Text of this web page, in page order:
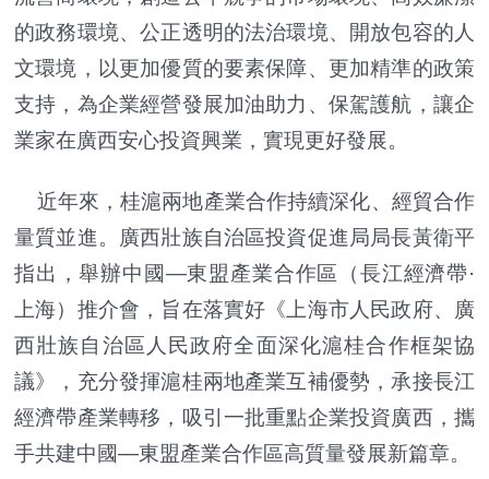
的政務環境、公正透明的法治環境、開放包容的人
文環境，以更加優質的要素保障、更加精準的政策
支持，為企業經營發展加油助力、保駕護航，讓企
業家在廣西安心投資興業，實現更好發展。
近年來，桂滬兩地產業合作持續深化、經貿合作
量質並進。廣西壯族自治區投資促進局局長黃衛平
指出，舉辦中國—東盟產業合作區（長江經濟帶·
上海）推介會，旨在落實好《上海市人民政府、廣
西壯族自治區人民政府全面深化滬桂合作框架協
議》，充分發揮滬桂兩地產業互補優勢，承接長江
經濟帶產業轉移，吸引一批重點企業投資廣西，攜
手共建中國—東盟產業合作區高質量發展新篇章。